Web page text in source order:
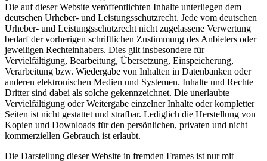
Die auf dieser Website veröffentlichten Inhalte unterliegen dem
deutschen Urheber- und Leistungsschutzrecht. Jede vom deutschen
Urheber- und Leistungsschutzrecht nicht zugelassene Verwertung
bedarf der vorherigen schriftlichen Zustimmung des Anbieters oder
jeweiligen Rechteinhabers. Dies gilt insbesondere für
Vervielfältigung, Bearbeitung, Übersetzung, Einspeicherung,
Verarbeitung bzw. Wiedergabe von Inhalten in Datenbanken oder
anderen elektronischen Medien und Systemen. Inhalte und Rechte
Dritter sind dabei als solche gekennzeichnet. Die unerlaubte
Vervielfältigung oder Weitergabe einzelner Inhalte oder kompletter
Seiten ist nicht gestattet und strafbar. Lediglich die Herstellung von
Kopien und Downloads für den persönlichen, privaten und nicht
kommerziellen Gebrauch ist erlaubt.
Die Darstellung dieser Website in fremden Frames ist nur mit